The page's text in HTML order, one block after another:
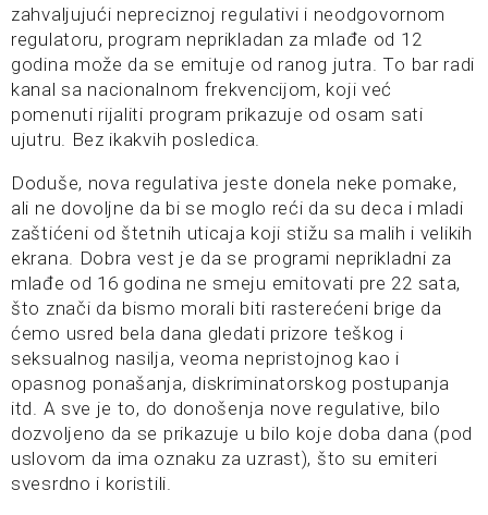
zahvaljujući nepreciznoj regulativi i neodgovornom
regulatoru, program neprikladan za mlađe od 12
godina može da se emituje od ranog jutra. To bar radi
kanal sa nacionalnom frekvencijom, koji već
pomenuti rijaliti program prikazuje od osam sati
ujutru. Bez ikakvih posledica.
Doduše, nova regulativa jeste donela neke pomake,
ali ne dovoljne da bi se moglo reći da su deca i mladi
zaštićeni od štetnih uticaja koji stižu sa malih i velikih
ekrana. Dobra vest je da se programi neprikladni za
mlađe od 16 godina ne smeju emitovati pre 22 sata,
što znači da bismo morali biti rasterećeni brige da
ćemo usred bela dana gledati prizore teškog i
seksualnog nasilja, veoma nepristojnog kao i
opasnog ponašanja, diskriminatorskog postupanja
itd. A sve je to, do donošenja nove regulative, bilo
dozvoljeno da se prikazuje u bilo koje doba dana (pod
uslovom da ima oznaku za uzrast), što su emiteri
svesrdno i koristili.